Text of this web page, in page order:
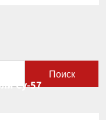
Поиск
Су-57